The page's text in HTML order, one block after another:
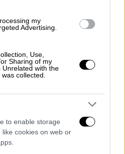
my
Advertising.
Use,
Sharing of my
Unrelated with the
collected.
to enable storage
cookies on web or
πολύ γρήγοροι
τον Ερμή- καθώς
γύρω από το
κάθε 9,3 και 21,8 μέρες
η διάρκεια του έτους
βρήκαν ενδείξεις και
με διάρκεια έτους
ενδείξεις,
φαίνονται